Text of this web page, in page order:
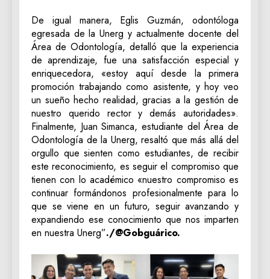
De igual manera, Eglis Guzmán, odontóloga
egresada de la Unerg y actualmente docente del
Área de Odontología, detalló que la experiencia
de aprendizaje, fue una satisfacción especial y
enriquecedora, «estoy aquí desde la primera
promoción trabajando como asistente, y hoy veo
un sueño hecho realidad, gracias a la gestión de
nuestro querido rector y demás autoridades».
Finalmente, Juan Simanca, estudiante del Área de
Odontología de la Unerg, resaltó que más allá del
orgullo que sienten como estudiantes, de recibir
este reconocimiento, es seguir el compromiso que
tienen con lo académico «nuestro compromiso es
continuar formándonos profesionalmente para lo
que se viene en un futuro, seguir avanzando y
expandiendo ese conocimiento que nos imparten
en nuestra Unerg”./@Gobguárico.